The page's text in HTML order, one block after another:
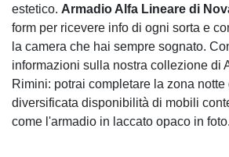
estetico. Armadio Alfa Lineare di
form per ricevere info di ogni sorta e
la camera che hai sempre sognato.
informazioni sulla nostra collezione di
Rimini: potrai completare la zona notte
diversificata disponibilità di mobili
come l'armadio in laccato opaco in foto.